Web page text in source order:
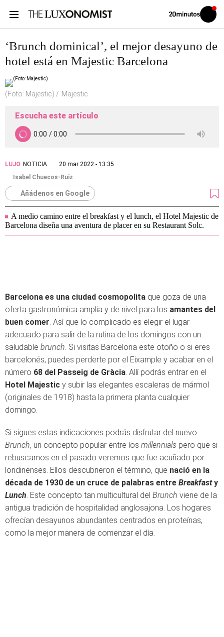
Volver
Iniciar
sesión
‘Brunch dominical’, el mejor desayuno de
hotel está en Majestic Barcelona
(Foto: Majestic) Majestic
Escucha este artículo
LUJO NOTICIA
20 mar 2022 - 13:35
Isabel Chuecos-Ruiz
Añádenos en Google
A medio camino entre el breakfast y el lunch, el Hotel Majestic de
Barcelona diseña una aventura de placer en su Restaurant Solc.
Barcelona es una ciudad cosmopolita que goza de una
oferta gastronómica amplia y de nivel para los amantes del
buen comer. Así que lo complicado es elegir el lugar
adecuado para salir de la rutina de los domingos con un
saludable brunch. Si visitas Barcelona este otoño o si eres
barcelonés, puedes perderte por el Eixample y acabar en el
número 68 del Passeig de Gràcia. Allí podrás entrar en el
Hotel Majestic y subir las elegantes escaleras de mármol
(originales de 1918) hasta la primera planta cualquier
domingo.
Si sigues estas indicaciones podrás disfrutar del nuevo
Brunch, un concepto popular entre los millennials pero que si
rebuscamos en el pasado veremos que fue acuñado por
londinenses. Ellos descubrieron el término, que nació en la
década de 1930 de un cruce de palabras entre Breakfasty
Lunch. Este concepto tan multicultural del Brunch viene de la
antigua tradición de hospitalidad anglosajona. Los hogares
ofrecían desayunos abundantes centrados en proteínas,
como la mejor manera de comenzar el día.